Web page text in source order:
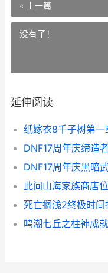
« 上一篇
没有了！
延伸阅读
此间山海家族商店
死亡搁浅2终极时
鸣潮七丘之柱神成